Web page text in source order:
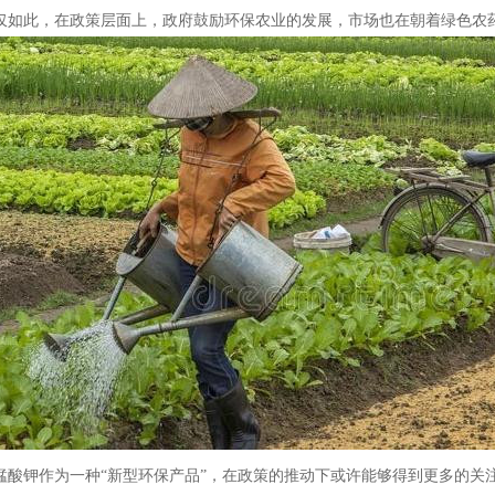
如此，在政策层面上，政府鼓励环保农业的发展，市场也在朝着绿色农
酸钾作为一种“新型环保产品”，在政策的推动下或许能够得到更多的关